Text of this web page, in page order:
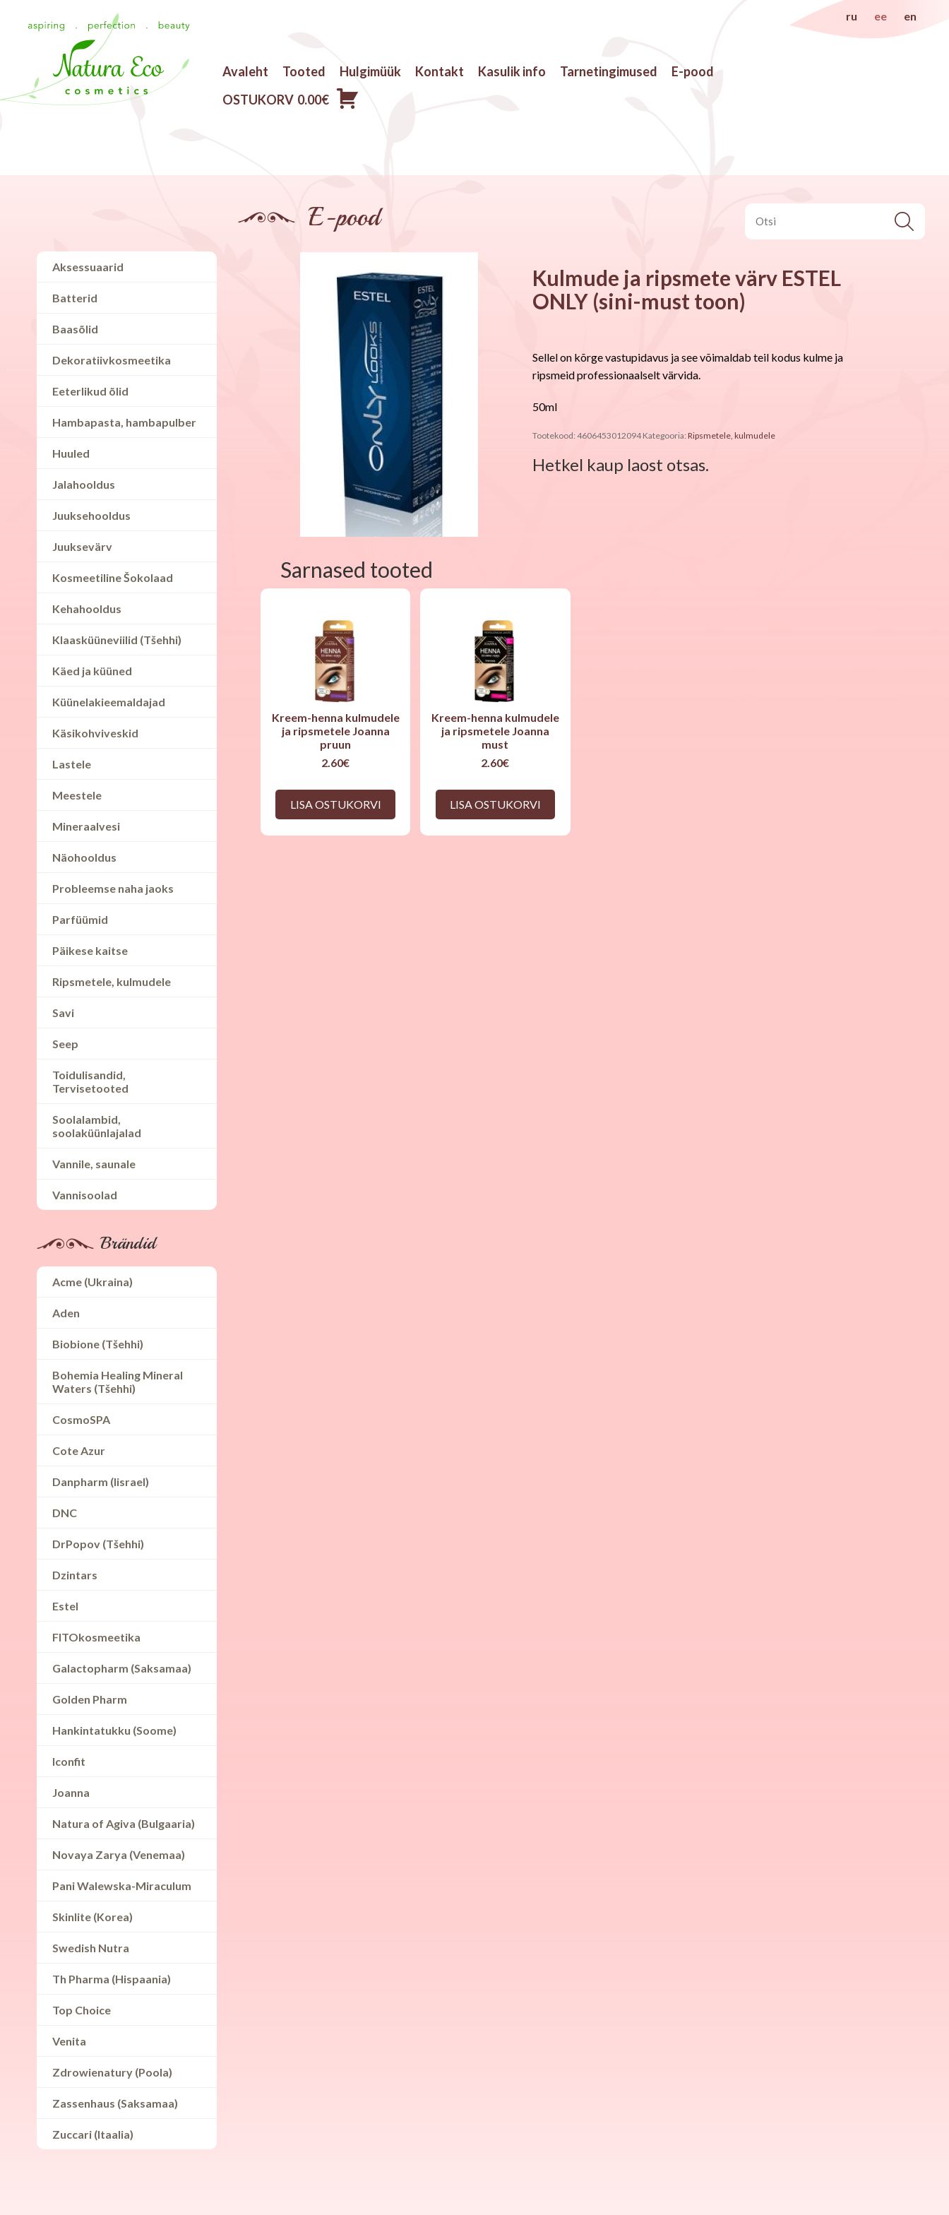
ru ee en
Avaleht Tooted Hulgimüük Kontakt Kasulik info Tarnetingimused
E-pood
OSTUKORV 0.00€
Aksessuaarid
Batterid
Baasõlid
Dekoratiivkosmeetika
Eeterlikud õlid
Hambapasta, hambapulber
Huuled
Jalahooldus
Juuksehooldus
Juuksevärv
Kosmeetiline Šokolaad
Kehahooldus
Klaasküüneviilid (Tšehhi)
Käed ja küüned
Küünelakieemaldajad
Käsikohviveskid
Lastele
Meestele
Mineraalvesi
Näohooldus
Probleemse naha jaoks
Parfüümid
Päikese kaitse
Ripsmetele, kulmudele
Savi
Seep
Toidulisandid,
Tervisetooted
Soolalambid,
soolaküünlajalad
Vannile, saunale
Vannisoolad
Brändid
Acme (Ukraina)
Aden
Biobione (Tšehhi)
Bohemia Healing Mineral
Waters (Tšehhi)
CosmoSPA
Cote Azur
Danpharm (Iisrael)
DNC
DrPopov (Tšehhi)
Dzintars
Estel
FITOkosmeetika
Galactopharm (Saksamaa)
Golden Pharm
Hankintatukku (Soome)
Iconfit
Joanna
Natura of Agiva (Bulgaaria)
Novaya Zarya (Venemaa)
Pani Walewska-Miraculum
Skinlite (Korea)
Swedish Nutra
Th Pharma (Hispaania)
Top Choice
Venita
Zdrowienatury (Poola)
Zassenhaus (Saksamaa)
Zuccari (Itaalia)
E-pood
Kulmude ja ripsmete värv ESTEL
ONLY (sini-must toon)
Sellel on kõrge vastupidavus ja see võimaldab teil kodus kulme ja
ripsmeid professionaalselt värvida.
50ml
Tootekood:4606453012094Kategooria: Ripsmetele, kulmudele
Hetkel kaup laost otsas.
Sarnased tooted
Kreem-henna kulmudele
ja ripsmetele Joanna
pruun
2.60€
LISA OSTUKORVI
Kreem-henna kulmudele
ja ripsmetele Joanna
must
2.60€
LISA OSTUKORVI